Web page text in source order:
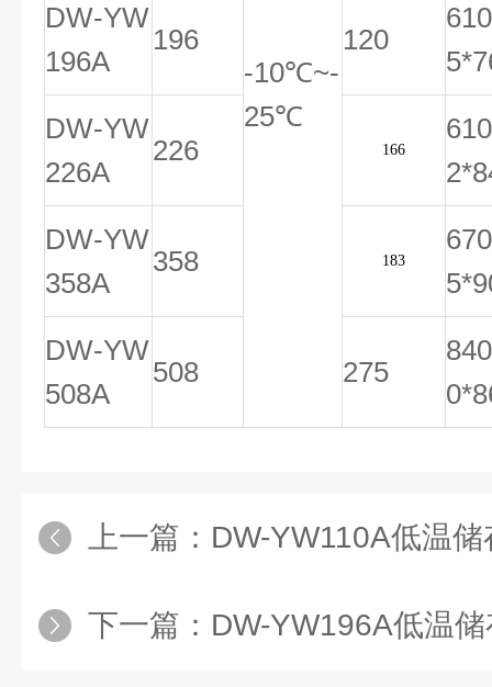
-10℃~-
25℃
DW-YW
196A
196 120
DW-YW
226A
226 166
DW-YW
358A
358 183
DW-YW
508A
508 275
上一篇： DW-YW110A低温储存
下一篇： DW-YW196A低温储存箱